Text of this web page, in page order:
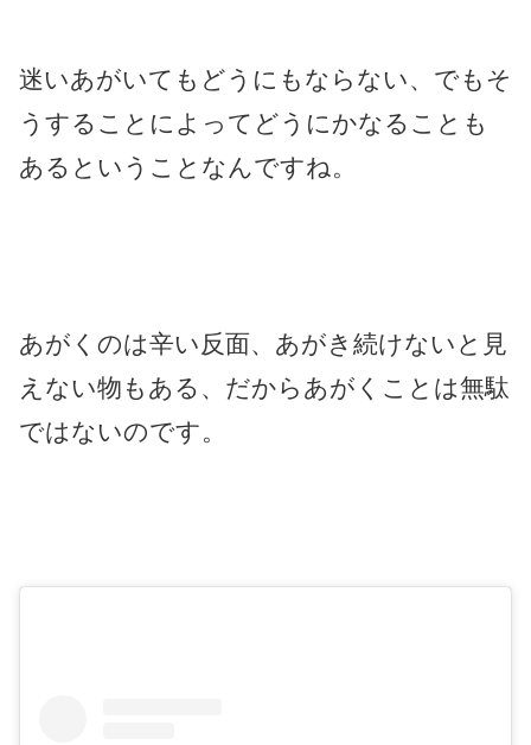
迷いあがいてもどうにもならない、でもそ
うすることによってどうにかなることも
あるということなんですね。
あがくのは辛い反面、あがき続けないと見
えない物もある、だからあがくことは無駄
ではないのです。